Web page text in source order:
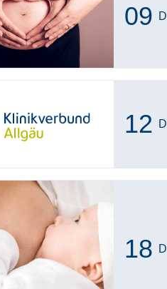
09
12
18